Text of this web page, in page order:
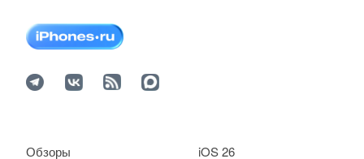
iOS 26
Обзоры